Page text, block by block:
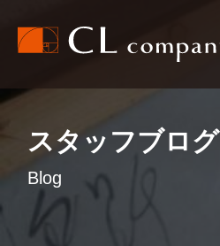
スタッフブログ
Blog